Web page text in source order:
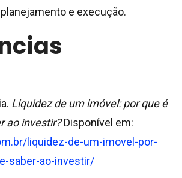
e execução.
Liquidez de um imóvel: por que é
ao investir?Disponível em:
liquidez-de-um-imovel-por-
saber-ao-investir/